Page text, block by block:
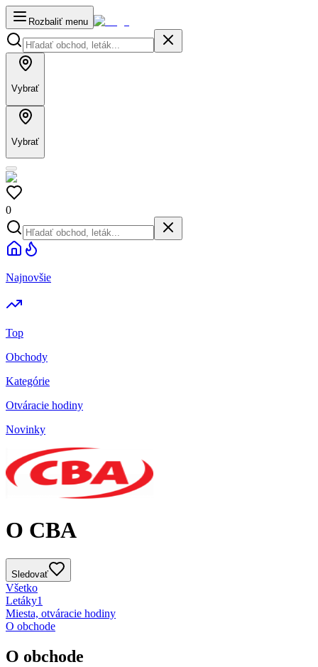
Rozbaliť menu
Vybrať
Vybrať
0
Najnovšie
Top
Obchody
Kategórie
Otváracie hodiny
Novinky
O CBA
Sledovať
Všetko
Letáky1
Miesta, otváracie hodiny
O obchode
O obchode